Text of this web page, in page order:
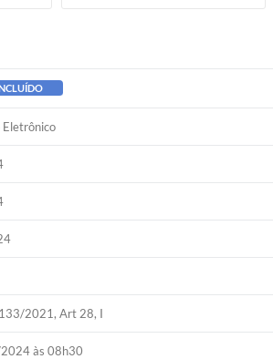
Eletrônico
2021, Art 28, I
às 08h30